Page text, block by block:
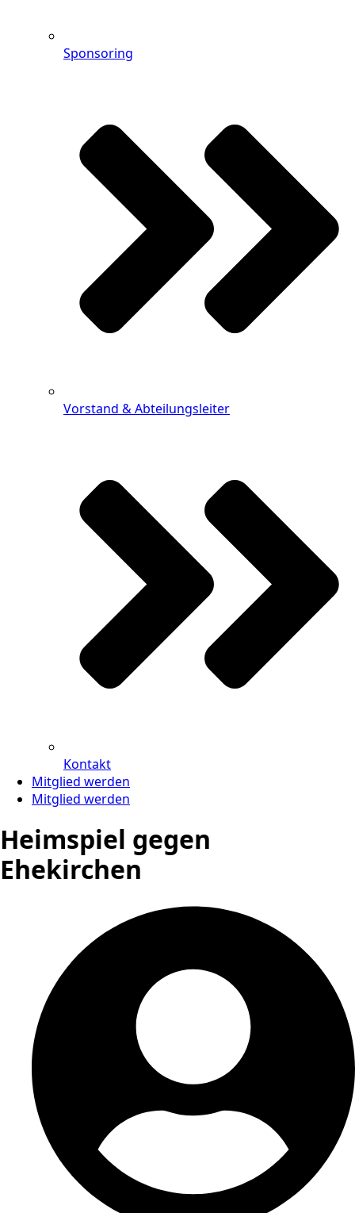
Sponsoring
Vorstand & Abteilungsleiter
Kontakt
Mitglied werden
Mitglied werden
Heimspiel gegen
Ehekirchen